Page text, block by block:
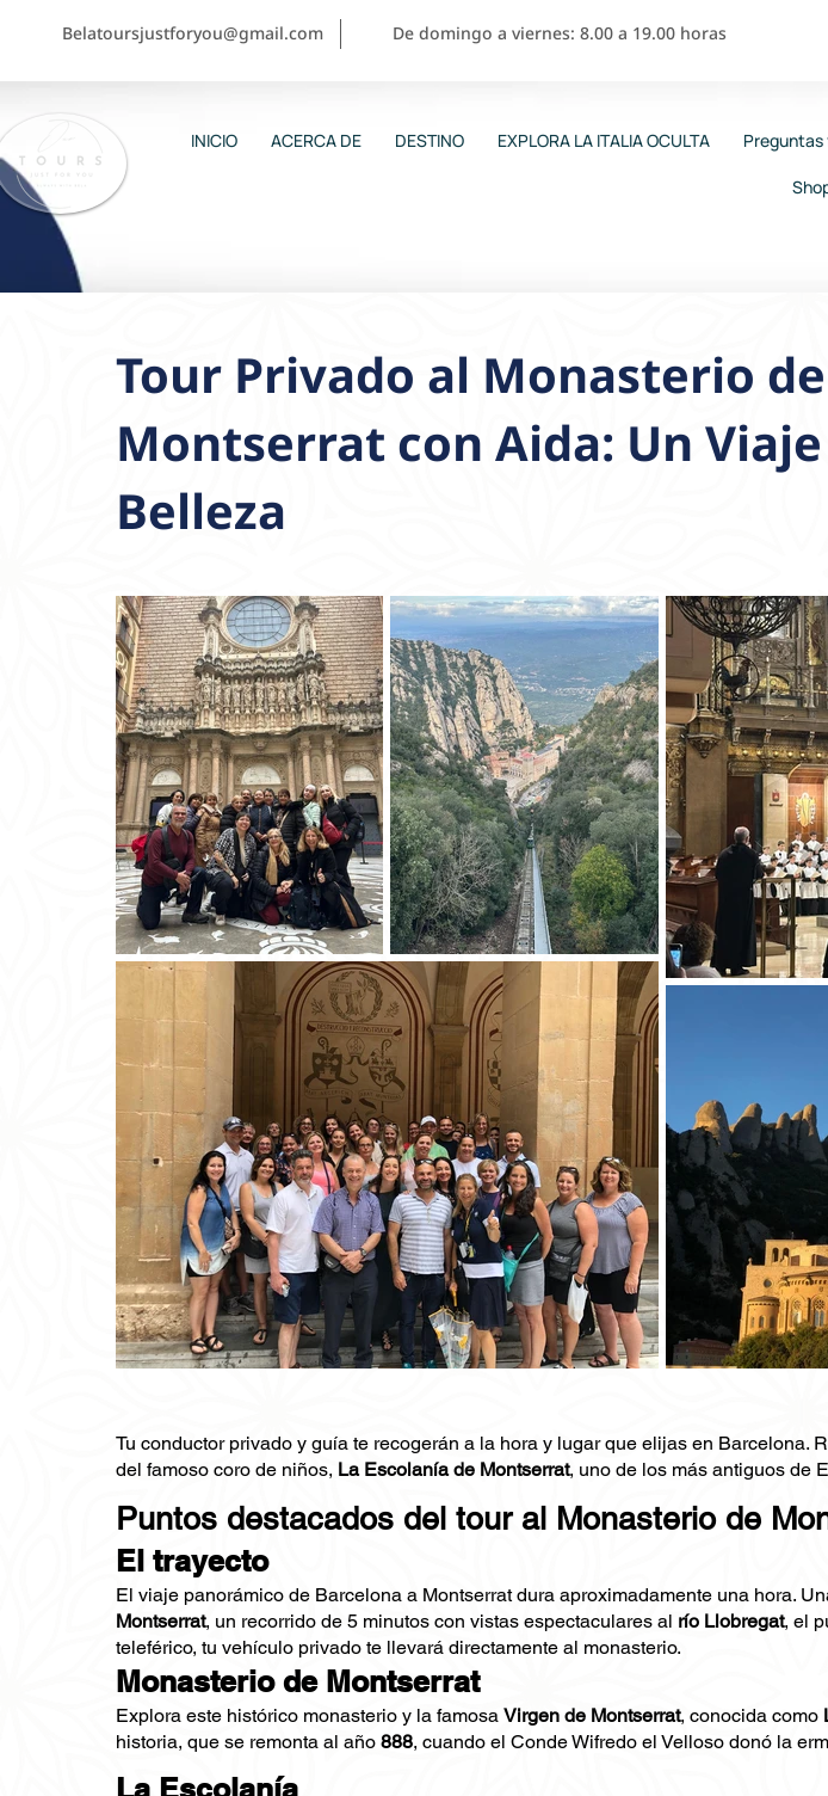
Belatoursjustforyou@gmail.com De domingo a viernes: 8.00 a 19.00 horas
INICIO ACERCA DE DESTINO EXPLORA LA ITALIA OCULTA
Tour Privado al Monasterio de
Montserrat con Aida: Un Viaje
Belleza
Tu conductor privado y guía te recogerán a la hora y lugar que elijas en Barcelona.
del famoso coro de niños, La Escolanía de Montserrat, uno de los más antiguos de
Puntos destacados del tour al Monasterio de
El trayecto
El viaje panorámico de Barcelona a Montserrat dura aproximadamente una hora.
Montserrat, un recorrido de 5 minutos con vistas espectaculares al río Llobregat, el
teleférico, tu vehículo privado te llevará directamente al monasterio.
Monasterio de Montserrat
Explora este histórico monasterio y la famosa Virgen de Montserrat, conocida como
historia, que se remonta al año 888, cuando el Conde Wifredo el Velloso donó la
La Escolanía